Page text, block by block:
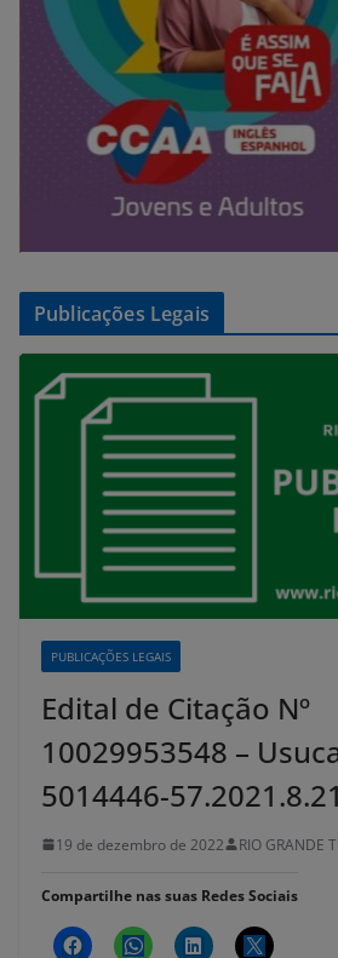
Publicações Legais
PUBLICAÇÕES LEGAIS
Edital de Citação Nº
10029953548 –
5014446-
19 de dezembro de 2022 RIO GRANDE
Compartilhe nas suas Redes Sociais